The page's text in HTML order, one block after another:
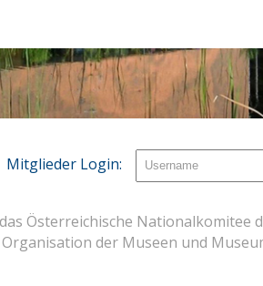
Österreichische Nationalkomitee
der Museen und
Mitglieder Login: